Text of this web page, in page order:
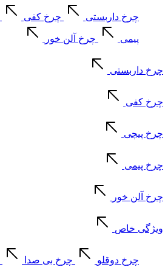
چرخ داربستی چرخ کفی
پیمی چرخ آلن خور
چرخ داربستی
چرخ کفی
چرخ پیچی
چرخ پیمی
چرخ آلن خور
ویژگی خاص
چرخ دوقلو چرخ بی صدا